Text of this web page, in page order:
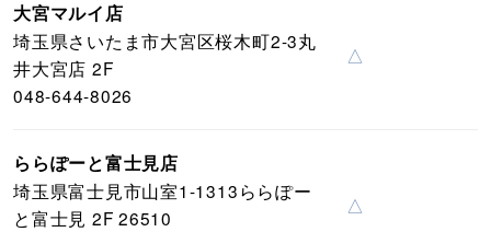
大宮マルイ店
埼玉県さいたま市大宮区桜木町2-3丸
井大宮店 2F
048-644-8026
△
ららぽーと富士見店
埼玉県富士見市山室1-1313ららぽー
と富士見 2F 26510
△